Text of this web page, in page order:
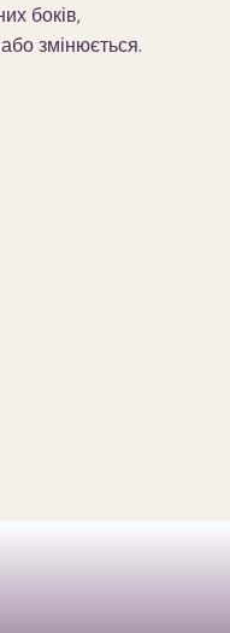
боків,
змінюється.